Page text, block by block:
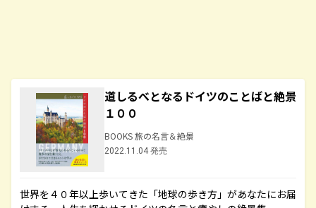
道しるべとなるドイツのことばと絶景
１００
BOOKS 旅の名言＆絶景
2022.11.04 発売
世界を４０年以上歩いてきた「地球の歩き方」があなたにお届